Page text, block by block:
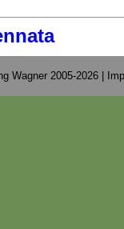
Wagner 2005-2026 |